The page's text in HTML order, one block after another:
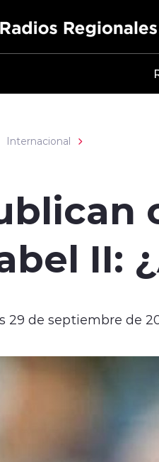
Internacional
II:
29 de septiembre de